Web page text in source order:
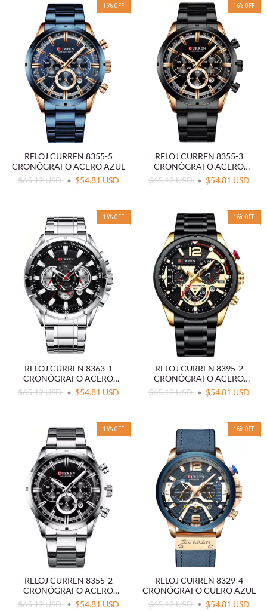
16% OFF
RELOJ CURREN 8355-5
CRONÓGRAFO ACERO AZUL
$65.12 USD
$54.81 USD
16% OFF
RELOJ CURREN 8355-3
CRONÓGRAFO ACERO
NEGRO
$65.12 USD $54.81 USD
16% OFF
RELOJ CURREN 8363-1
CRONÓGRAFO ACERO
NEGRO
$65.12 USD $54.81 USD
16% OFF
RELOJ CURREN 8395-2
CRONÓGRAFO ACERO
NEGRO DORADO
$65.12 USD $54.81 USD
16% OFF
RELOJ CURREN 8355-2
CRONÓGRAFO ACERO
NEGRO
$65.12 USD $54.81 USD
16% OFF
RELOJ CURREN 8329-4
CRONÓGRAFO CUERO AZUL
$65.12 USD
$54.81 USD